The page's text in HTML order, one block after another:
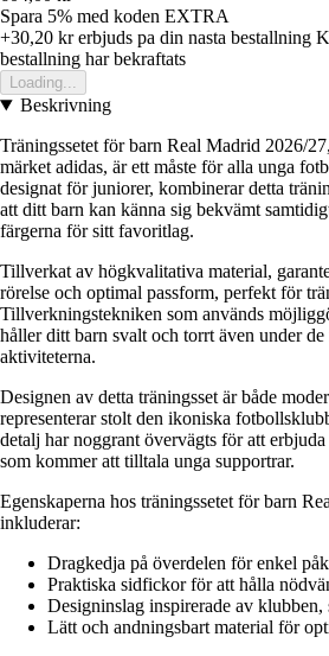
Spara 5% med koden EXTRA
+30,20 krerbjuds pa din nasta bestallning
bestallning har bekraftats
Loading...
Beskrivning
Träningssetet för barn Real Madrid 2026/
märket adidas, är ett måste för alla unga
designat för juniorer, kombinerar detta
att ditt barn kan känna sig bekvämt
färgerna för sitt favoritlag.
Tillverkat av högkvalitativa material,
rörelse och optimal passform, perfekt för
Tillverkningstekniken som används
håller ditt barn svalt och torrt även under de
aktiviteterna.
Designen av detta träningsset är både
representerar stolt den ikoniska
detalj har noggrant övervägts för att
som kommer att tilltala unga supportrar.
Egenskaperna hos träningssetet för barn
inkluderar:
Dragkedja på överdelen för enkel
Praktiska sidfickor för att hålla
Designinslag inspirerade av
Lätt och andningsbart material för